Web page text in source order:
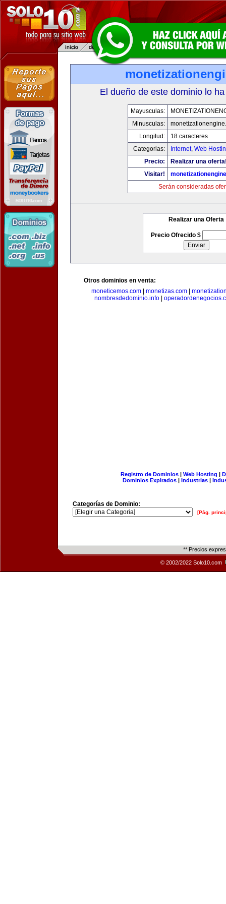
El dueño de este dominio lo
Mayusculas:
Minusculas:
Longitud:
18 caracteres
Categorias:
Internet, Web
Precio:
Realizar una
Visitar!
Serán consideradas
Realizar una Oferta
Precio Ofrecido $
Otros dominios en venta:
moneticemos.com
monetizas.com
nombresdedominio.info|
Registro de Dominios| Web Hosting |
Dominios Expirados | Industrias |
Categorías de Dominio:
[Pág.
** Precios
© 2002/2022 Solo10.com